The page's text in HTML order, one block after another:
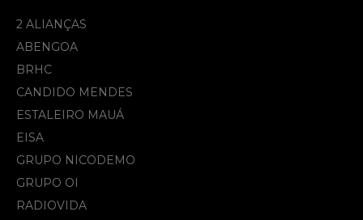
2 ALIANÇAS
ABENGOA
BRHC
CANDIDO MENDES
ESTALEIRO MAUÁ
EISA
GRUPO NICODEMO
GRUPO OI
RADIOVIDA